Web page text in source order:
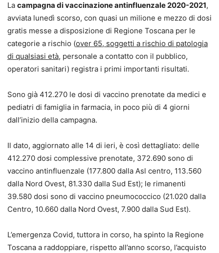
La campagna di vaccinazione antinfluenzale 2020-2021,
avviata lunedì scorso, con quasi un milione e mezzo di dosi
gratis messe a disposizione di Regione Toscana per le
categorie a rischio (over 65, soggetti a rischio di patologia
di qualsiasi età, personale a contatto con il pubblico,
operatori sanitari) registra i primi importanti risultati.
Sono già 412.270 le dosi di vaccino prenotate da medici e
pediatri di famiglia in farmacia, in poco più di 4 giorni
dall’inizio della campagna.
Il dato, aggiornato alle 14 di ieri, è così dettagliato: delle
412.270 dosi complessive prenotate, 372.690 sono di
vaccino antinfluenzale (177.800 dalla Asl centro, 113.560
dalla Nord Ovest, 81.330 dalla Sud Est); le rimanenti
39.580 dosi sono di vaccino pneumococcico (21.020 dalla
Centro, 10.660 dalla Nord Ovest, 7.900 dalla Sud Est).
L’emergenza Covid, tuttora in corso, ha spinto la Regione
Toscana a raddoppiare, rispetto all’anno scorso, l’acquisto